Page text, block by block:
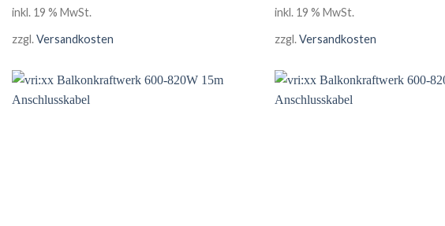
inkl. 19 % MwSt.
zzgl.Versandkosten
inkl. 19 % MwSt.
zzgl.Versandkosten